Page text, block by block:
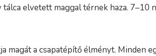
elvetett maggal térnek haza.
magát a csapatépítő élményt. Minden